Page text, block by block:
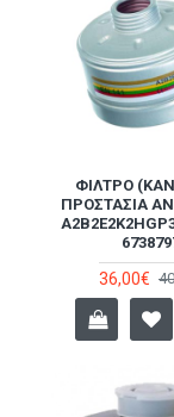
ΦΊΛΤΡΟ
ΠΡΟΣΤΑΣΊΑ
36,00€